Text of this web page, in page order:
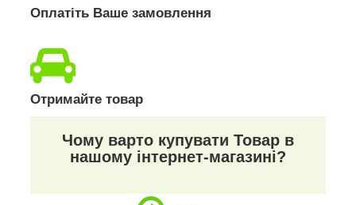
Оплатіть Ваше замовлення
Отримайте товар
Чому варто купувати Товар в
нашому інтернет-магазині?